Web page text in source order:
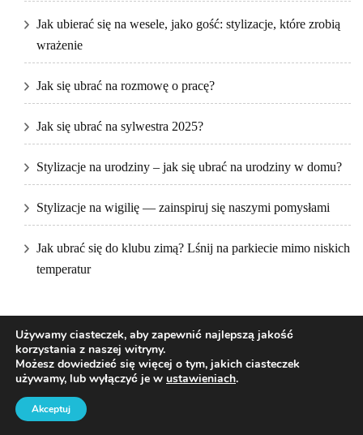
Jak ubierać się na wesele, jako gość: stylizacje, które zrobią
wrażenie
Jak się ubrać na rozmowę o pracę?
Jak się ubrać na sylwestra 2025?
Stylizacje na urodziny – jak się ubrać na urodziny w domu?
Stylizacje na wigilię — zainspiruj się naszymi pomysłami
Jak ubrać się do klubu zimą? Lśnij na parkiecie mimo niskich
temperatur
Blossom Themes
Używamy ciasteczek, aby zapewnić najlepszą jakość
korzystania z naszej witryny.
Możesz dowiedzieć się więcej o tym, jakich ciasteczek
używamy, lub wyłączyć je w ustawieniach.
Akceptuj